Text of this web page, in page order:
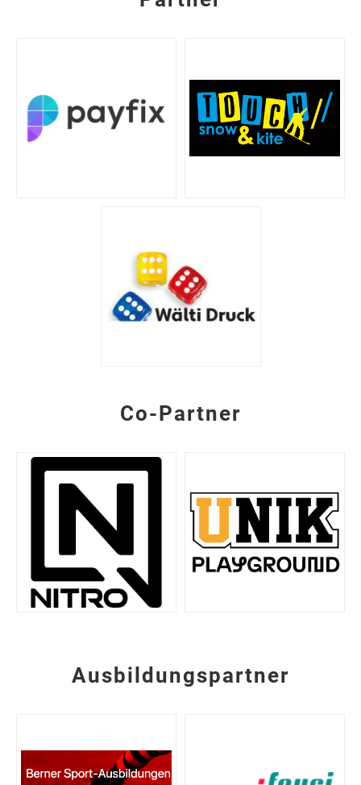
Co-Partner
Ausbildungspartner